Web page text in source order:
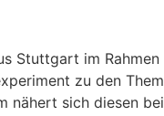
Stuttgart im
zu den
sich diesen